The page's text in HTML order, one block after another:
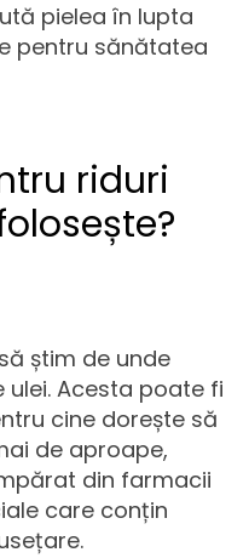
pielea în lupta
pentru sănătatea
riduri
știm de unde
Acesta poate fi
cine dorește să
de aproape,
din farmacii
care conțin